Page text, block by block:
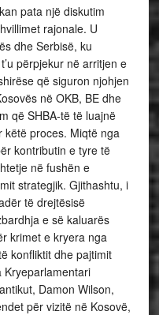
pata një diskutim
rajonale. U
dhe Serbisë, ku
përpjekur në arritjen e
që siguron njohjen
në OKB, BE dhe
që SHBA-të të luajnë
këtë proces. Miqtë nga
kontributin e tyre të
në fushën e
strategjik. Gjithashtu, i
të drejtësisë
e së kaluarës
krimet e kryera nga
konfliktit dhe pajtimit
Kryeparlamentari
Damon Wilson,
për vizitë në Kosovë,